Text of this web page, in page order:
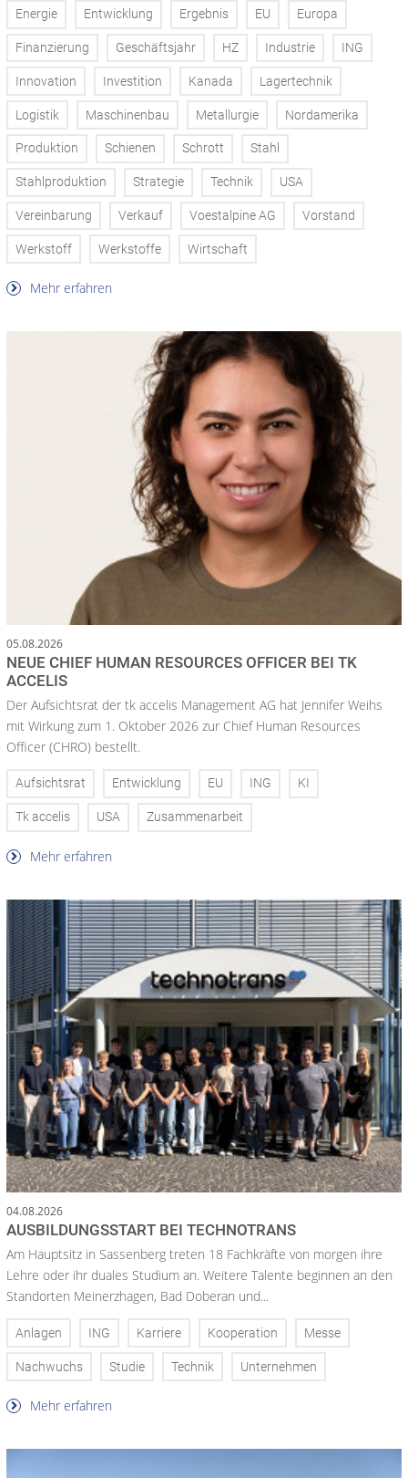
Energie Entwicklung Ergebnis EU Europa
Finanzierung Geschäftsjahr HZ Industrie ING
Innovation Investition Kanada Lagertechnik
Logistik Maschinenbau Metallurgie Nordamerika
Produktion Schienen Schrott Stahl
Stahlproduktion Strategie Technik USA
Vereinbarung Verkauf Voestalpine AG Vorstand
Werkstoff Werkstoffe Wirtschaft
Mehr erfahren
05.08.2026
NEUE CHIEF HUMAN RESOURCES OFFICER BEI TK
ACCELIS
Der Aufsichtsrat der tk accelis Management AG hat Jennifer Weihs
mit Wirkung zum 1. Oktober 2026 zur Chief Human Resources
Officer (CHRO) bestellt.
Aufsichtsrat Entwicklung EU ING KI
Tk accelis USA Zusammenarbeit
Mehr erfahren
04.08.2026
AUSBILDUNGSSTART BEI TECHNOTRANS
Am Hauptsitz in Sassenberg treten 18 Fachkräfte von morgen ihre
Lehre oder ihr duales Studium an. Weitere Talente beginnen an den
Standorten Meinerzhagen, Bad Doberan und...
Anlagen ING Karriere Kooperation Messe
Nachwuchs Studie Technik Unternehmen
Mehr erfahren